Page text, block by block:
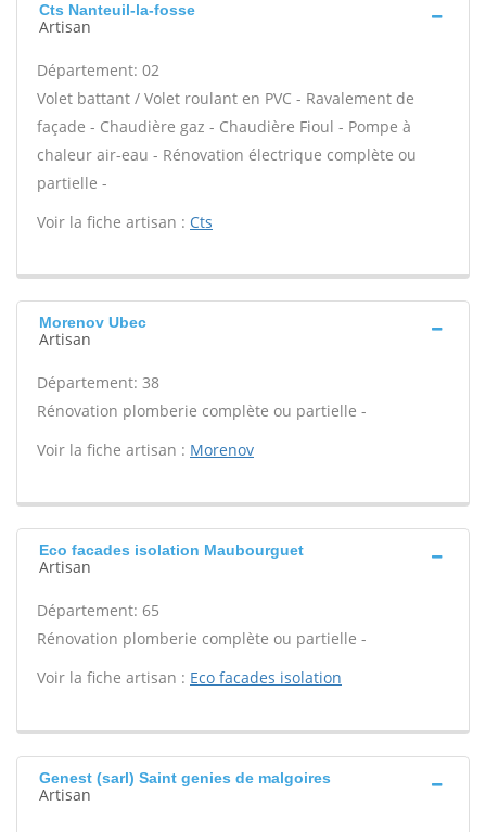
Cts Nanteuil-la-fosse
Artisan
Département: 02
Volet battant / Volet roulant en PVC - Ravalement de
façade - Chaudière gaz - Chaudière Fioul - Pompe à
chaleur air-eau - Rénovation électrique complète ou
partielle -
Voir la fiche artisan : Cts
Morenov Ubec
Artisan
Département: 38
Rénovation plomberie complète ou partielle -
Voir la fiche artisan : Morenov
Eco facades isolation Maubourguet
Artisan
Département: 65
Rénovation plomberie complète ou partielle -
Voir la fiche artisan : Eco facades isolation
Genest (sarl) Saint genies de malgoires
Artisan